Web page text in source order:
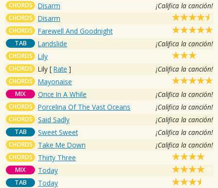
CHORDS Disarm ¡Califica la canción!
CHORDS Disarm
CHORDS Farewell And Goodnight
TAB Landslide ¡Califica la canción!
CHORDS Lily
CHORDS Lily [ Rate ] ¡Califica la canción!
CHORDS Mayonaise
MIX Once In A While ¡Califica la canción!
CHORDS Porcelina Of The Vast Oceans ¡Califica la canción!
CHORDS Said Sadly ¡Califica la canción!
TAB Sweet Sweet ¡Califica la canción!
CHORDS Take Me Down ¡Califica la canción!
CHORDS Thirty Three
MIX Today
TAB Today